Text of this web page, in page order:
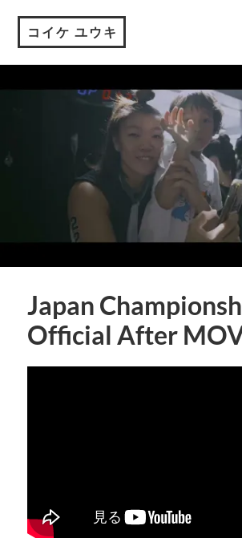
コイケ ユウキ
Japan
Official After